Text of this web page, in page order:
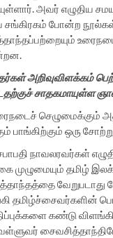
அவர் எழுதிய
சங்கிரகம் போன்ற
அறிவுவிளக்கம்
சாதகமாயுள்ள
செழுமைக்கும்
பாங்கிற்கும் ஒரு
நாவலரவர்கள்
முழுமையும் தமிழ்
வேறுபடாது
தமிழ்ச்சைவர்களின்
கண்டு